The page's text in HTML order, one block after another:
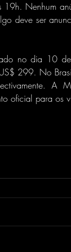
Nenhum
deve ser
no dia 10
299. No
A
oficial para os